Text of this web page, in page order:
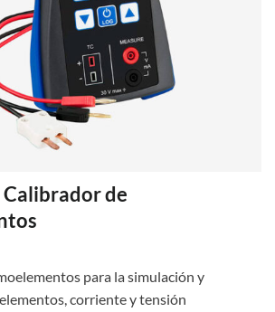
Calibrador de
para la simulación y
corriente y tensión